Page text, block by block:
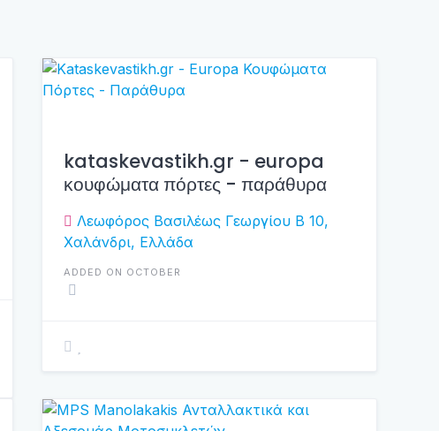
kataskevastikh.gr - europa
κουφώματα πόρτες - παράθυρα
Λεωφόρος Βασιλέως Γεωργίου B 10,
Χαλάνδρι, Ελλάδα
ADDED ON OCTOBER